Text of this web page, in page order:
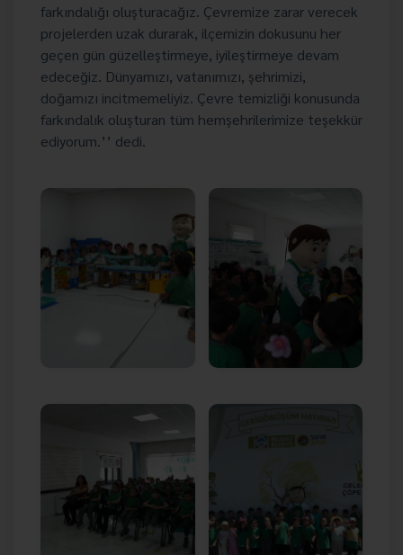
farkındalığı oluşturacağız. Çevremize zarar verecek
projelerden uzak durarak, ilçemizin dokusunu her
geçen gün güzelleştirmeye, iyileştirmeye devam
edeceğiz. Dünyamızı, vatanımızı, şehrimizi,
doğamızı incitmemeliyiz. Çevre temizliği konusunda
farkındalık oluşturan tüm hemşehrilerimize teşekkür
ediyorum.’’ dedi.